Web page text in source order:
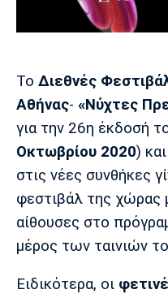
Cine Spot
Running
Media
Παρασκήνιο
Μπαρτσελόνα
Γιουνάιτεντ
Το Διεθνές
Αθήνας- «Νύχτες
για την 26η έκδοσή
Οκτωβρίου 2020)
στις νέες συνθήκες
φεστιβάλ της χώρας
αίθουσες στο
μέρος των ταινιών
Ειδικότερα, οι